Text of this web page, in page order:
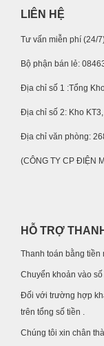
LIÊN HỆ
Tư vấn miễn phí (24/
Bộ phận bán lẻ:
Địa chỉ số 1 :Tổng
Địa chỉ số 2: Kho
Địa chỉ văn phòng:
(CÔNG TY CP ĐIỆN
HỖ TRỢ
Thanh toán bằng tiền
Chuyển khoản vào
Đối với trường hợp
trên tổng số tiền .
Chúng tôi xin chân